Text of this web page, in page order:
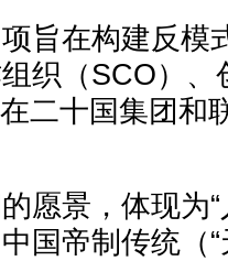
旨在构建反模
织（SCO）
二十国集团和
愿景，体现为
国帝制传统（